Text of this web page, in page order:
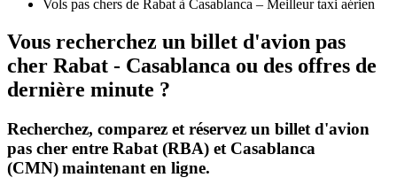
Vols pas chers de Rabat à Casablanca – Meilleur taxi aérien
Vous recherchez un billet d'avion pas
cher Rabat - Casablanca ou des offres de
dernière minute ?
Recherchez, comparez et réservez un billet d'avion
pas cher entre Rabat (RBA) et Casablanca
(CMN)maintenant en ligne.